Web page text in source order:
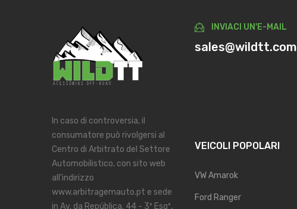
INVIACI UN'E-MAIL
sales@wildtt.com
In caso di controversia, il
consumatore può rivolgersi al
Centro di Arbitrato del Settore
Automobilistico, con sito web
all'indirizzo
www.arbitragemauto.pt e sede
in Av. da República, 44 - 3º Esqº,
VEICOLI POPOLARI
VW Amarok
Ford Ranger